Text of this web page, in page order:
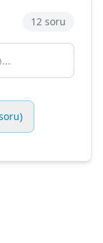
12 soru